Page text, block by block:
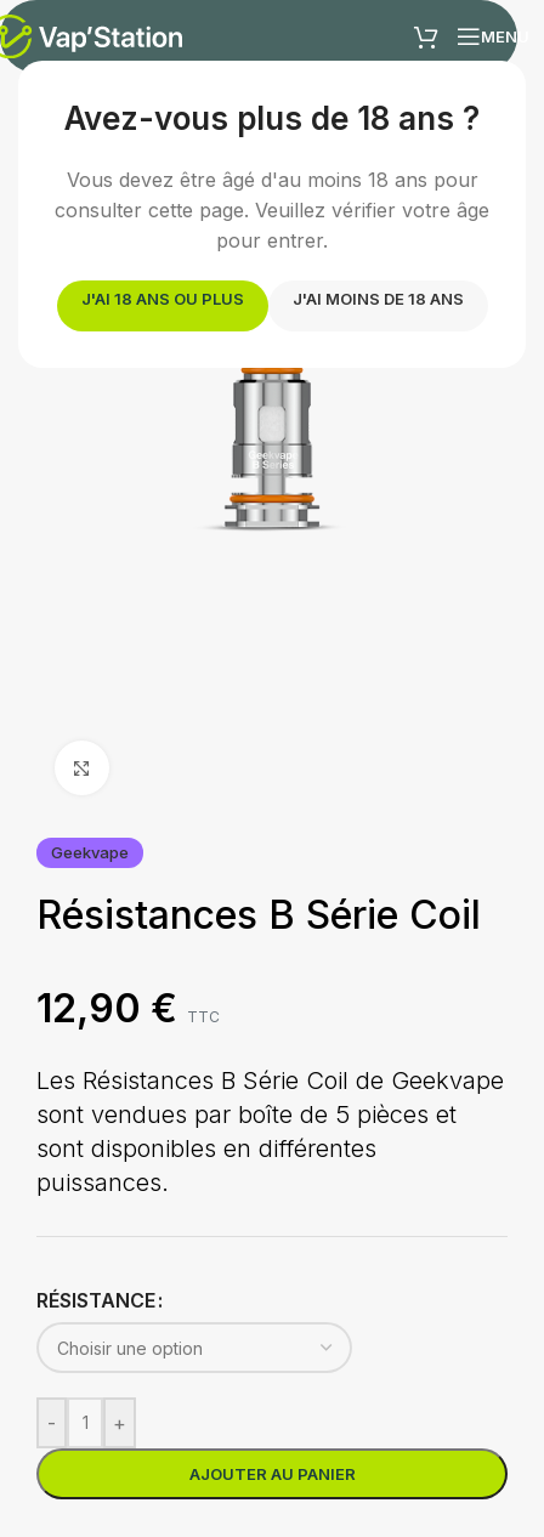
Avez-vous plus de 18 ans ?
Vous devez être âgé d'au moins 18 ans pour
consulter cette page. Veuillez vérifier votre âge
pour entrer.
J'AI 18 ANS OU PLUS J'AI MOINS DE 18 ANS
MENU
Accueil /Cigarette électronique /
Résistance e-cigarette
Geekvape
Résistances B Série Coil
12,90 € TTC
Les Résistances B Série Coil de Geekvape
sont vendues par boîte de 5 pièces et
sont disponibles en différentes
puissances.
RÉSISTANCE
- +
AJOUTER AU PANIER